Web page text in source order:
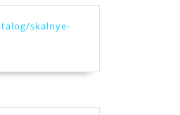
skalnye-